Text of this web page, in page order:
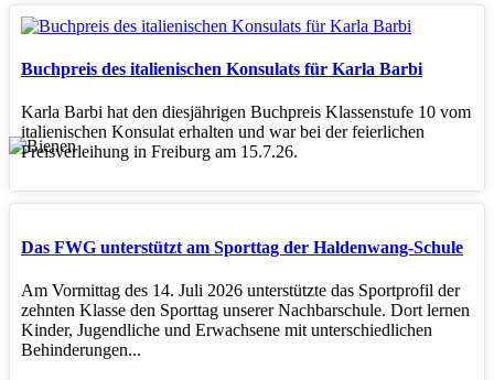
Buchpreis des italienischen Konsulats für Karla Barbi
Karla Barbi hat den diesjährigen Buchpreis Klassenstufe 10 vom
italienischen Konsulat erhalten und war bei der feierlichen
Preisverleihung in Freiburg am 15.7.26.
Das FWG unterstützt am Sporttag der Haldenwang-Schule
Am Vormittag des 14. Juli 2026 unterstützte das Sportprofil der
zehnten Klasse den Sporttag unserer Nachbarschule. Dort lernen
Kinder, Jugendliche und Erwachsene mit unterschiedlichen
Behinderungen...